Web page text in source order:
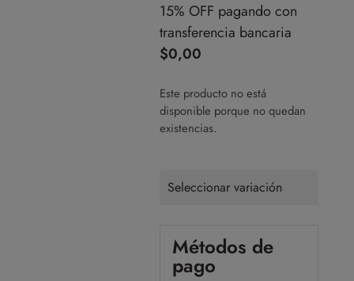
15% OFF pagando con
transferencia bancaria
$0,00
Este producto no está
disponible porque no quedan
existencias.
Seleccionar variación
Métodos de
pago